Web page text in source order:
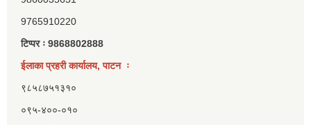
9765910220
टिप्पर ः 9868802888
ईलाका प्रहरी कार्यालय, पाटन ः
९८५८७५१३१०
०९५-४००-०१०